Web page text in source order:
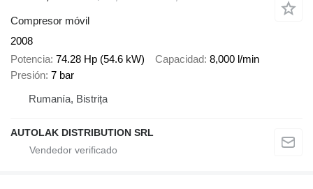
Compresor móvil
2008
Potencia 74.28 Hp (54.6 kW) Capacidad 8,000 l/min
Presión 7 bar
Rumanía, Bistrița
AUTOLAK DISTRIBUTION SRL